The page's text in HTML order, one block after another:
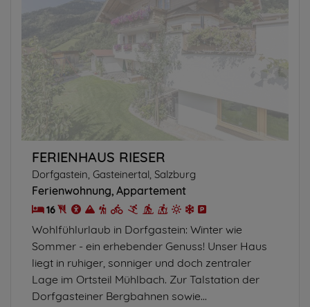
FERIENHAUS RIESER
Dorfgastein, Gasteinertal, Salzburg
Ferienwohnung Appartement
16
Wohlfühlurlaub in Dorfgastein: Winter wie
Sommer - ein erhebender Genuss! Unser Haus
liegt in ruhiger, sonniger und doch zentraler
Lage im Ortsteil Mühlbach. Zur Talstation der
Dorfgasteiner Bergbahnen sowie...